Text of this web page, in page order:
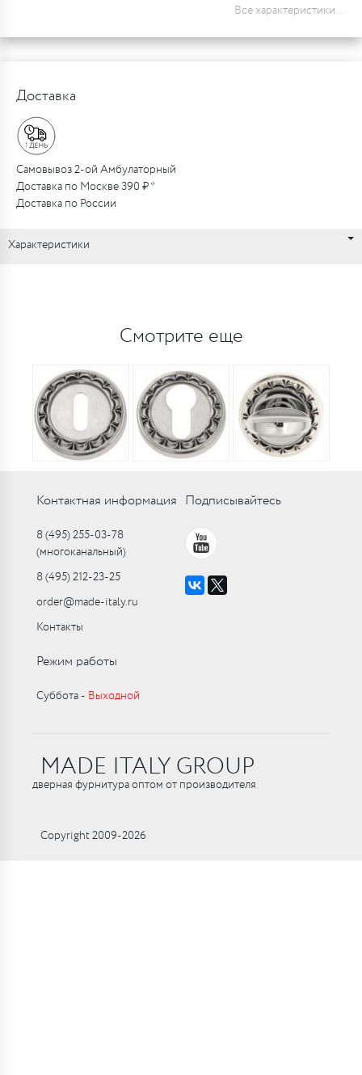
Все характеристики...
Доставка
Самовывоз 2-ой Амбулаторный
Доставка по Москве 390 ₽ *
Доставка по России
Характеристики
Смотрите еще
Контактная информация
8 (495) 255-03-78
(многоканальный)
8 (495) 212-23-25
order@made-italy.ru
Контакты
Подписывайтесь
Режим работы
Суббота ‑ Выходной
MADE ITALY GROUP
дверная фурнитура оптом от производителя
Copyright 2009-2026